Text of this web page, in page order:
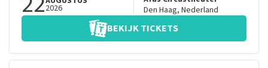
2026
Den Haag, Nederland
BEKIJK TICKETS